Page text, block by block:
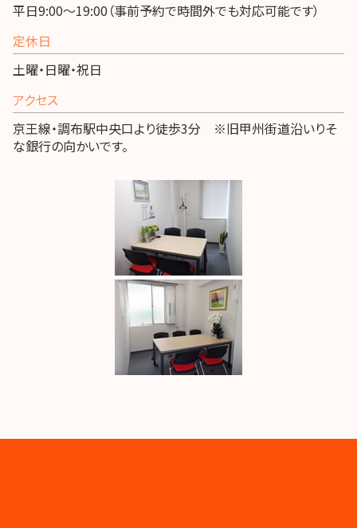
平日9:00～19:00（事前予約で時間外でも対応可能です）
定休日
土曜・日曜・祝日
アクセス
京王線・調布駅中央口より徒歩3分 ※旧甲州街道沿いりそ
な銀行の向かいです。